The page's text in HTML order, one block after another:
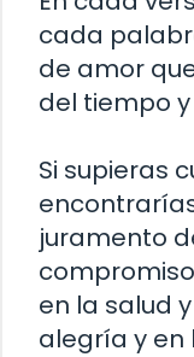
cada
de amor
del tiempo
Si supieras
juramento
en la salud
alegría y en